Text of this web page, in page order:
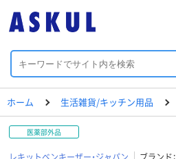
ホーム 生活雑貨/キッチン用品
医薬部外品
レキットベンキーザー・ジャパン ブランド：